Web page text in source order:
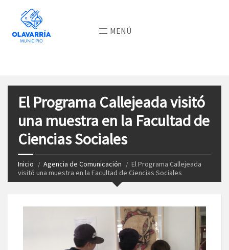
MENÚ
El Programa Callejeada visitó
una muestra en la Facultad de
Ciencias Sociales
Inicio Agencia de Comunicación
El Programa Callejeada
visitó una muestra en la Facultad de Ciencias Sociales